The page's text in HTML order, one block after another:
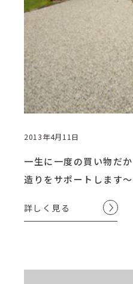
2013年4月11日
一生に一度の買い物だ
造りをサポートします～
詳しく見る